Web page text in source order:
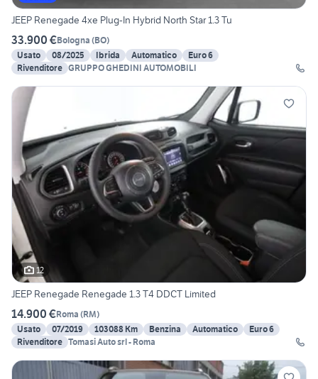
JEEP Renegade 4xe Plug-In Hybrid North Star 1.3 Tu
33.900 €Bologna (BO)
Usato
08/2025 Ibrida Automatico
Euro 6
Rivenditore GRUPPO GHEDINI AUTOMOBILI
12
JEEP Renegade Renegade 1.3 T4 DDCT Limited
14.900 €Roma (RM)
Usato
07/2019 103088 Km Benzina Automatico
Euro 6
Rivenditore Tomasi Auto srl - Roma